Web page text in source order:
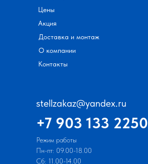
Цены
Акция
Доставка и монтаж
О компании
Контакты
Режим работы
Пн-пт: 09.00-18.00
Сб: 11.00-14.00
stellzakaz@yandex.ru
+7 903 133 2250